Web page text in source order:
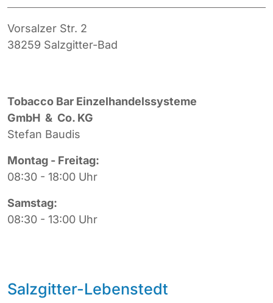
Vorsalzer Str. 2
38259 Salzgitter-Bad
Tobacco Bar Einzelhandelssysteme
GmbH & Co. KG
Stefan Baudis
Montag - Freitag:
08:30 - 18:00 Uhr
Samstag:
08:30 - 13:00 Uhr
Salzgitter-Lebenstedt